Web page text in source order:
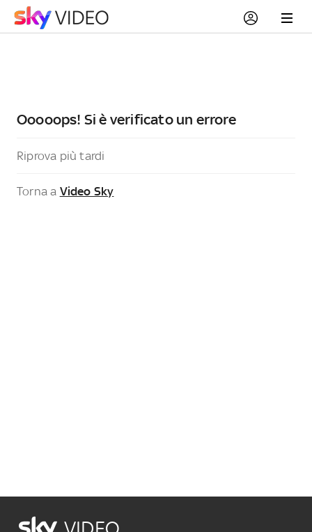
Ooooops! Si è verificato un errore
Riprova più tardi
Torna a Video Sky